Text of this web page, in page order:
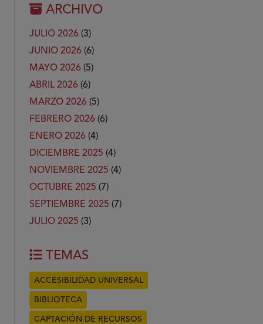
ARCHIVO
JULIO 2026 (3)
JUNIO 2026 (6)
MAYO 2026 (5)
ABRIL 2026 (6)
MARZO 2026 (5)
FEBRERO 2026 (6)
ENERO 2026 (4)
DICIEMBRE 2025 (4)
NOVIEMBRE 2025 (4)
OCTUBRE 2025 (7)
SEPTIEMBRE 2025 (7)
JULIO 2025 (3)
TEMAS
ACCESIBILIDAD UNIVERSAL
BIBLIOTECA
CAPTACIÓN DE RECURSOS